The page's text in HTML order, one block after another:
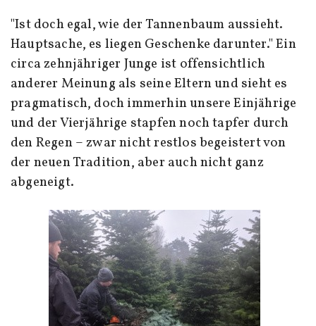
"Ist doch egal, wie der Tannenbaum aussieht.
Hauptsache, es liegen Geschenke darunter." Ein
circa zehnjähriger Junge ist offensichtlich
anderer Meinung als seine Eltern und sieht es
pragmatisch, doch immerhin unsere Einjährige
und der Vierjährige stapfen noch tapfer durch
den Regen – zwar nicht restlos begeistert von
der neuen Tradition, aber auch nicht ganz
abgeneigt.